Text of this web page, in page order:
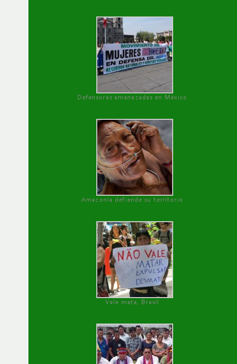
Defensoras amenazadas en México
Amazonía defiende su territorio
Vale mata, Brasil